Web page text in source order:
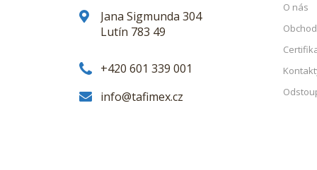
Jana Sigmunda 304
Lutín 783 49
+420 601 339 001
info@tafimex.cz
O nás